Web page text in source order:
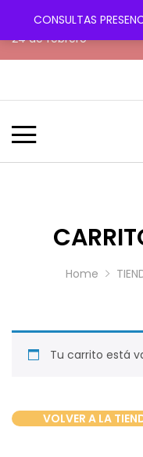
¡Transforma tu
24 de febrero
Home
Tu carrito está
VOLVER A LA
CONSULTAS